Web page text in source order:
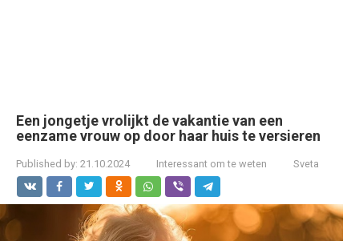
Een jongetje vrolijkt de vakantie van een
eenzame vrouw op door haar huis te versieren
Published by: 21.10.2024 Interessant om te weten Sveta